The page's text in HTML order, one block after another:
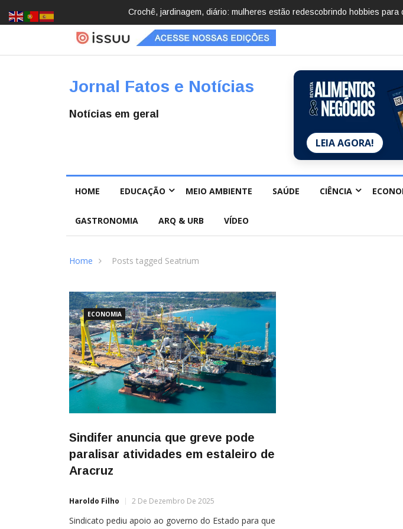
hobbies para desacelerarBrasil registra 84,2 mil desaparecimentos em 2025, diz Anuário de
Pública
Jornal Fatos e Notícias
Notícias em geral
LEIA AGORA!
HOME EDUCAÇÃO MEIO AMBIENTE SAÚDE CIÊNCIA
GASTRONOMIA ARQ & URB VÍDEO
Home Posts tagged Seatrium
ECONOMIA
Sindifer anuncia que greve pode
paralisar atividades em estaleiro de
Aracruz
Haroldo Filho 2 De Dezembro De 2025
Sindicato pediu apoio ao governo do Estado para que